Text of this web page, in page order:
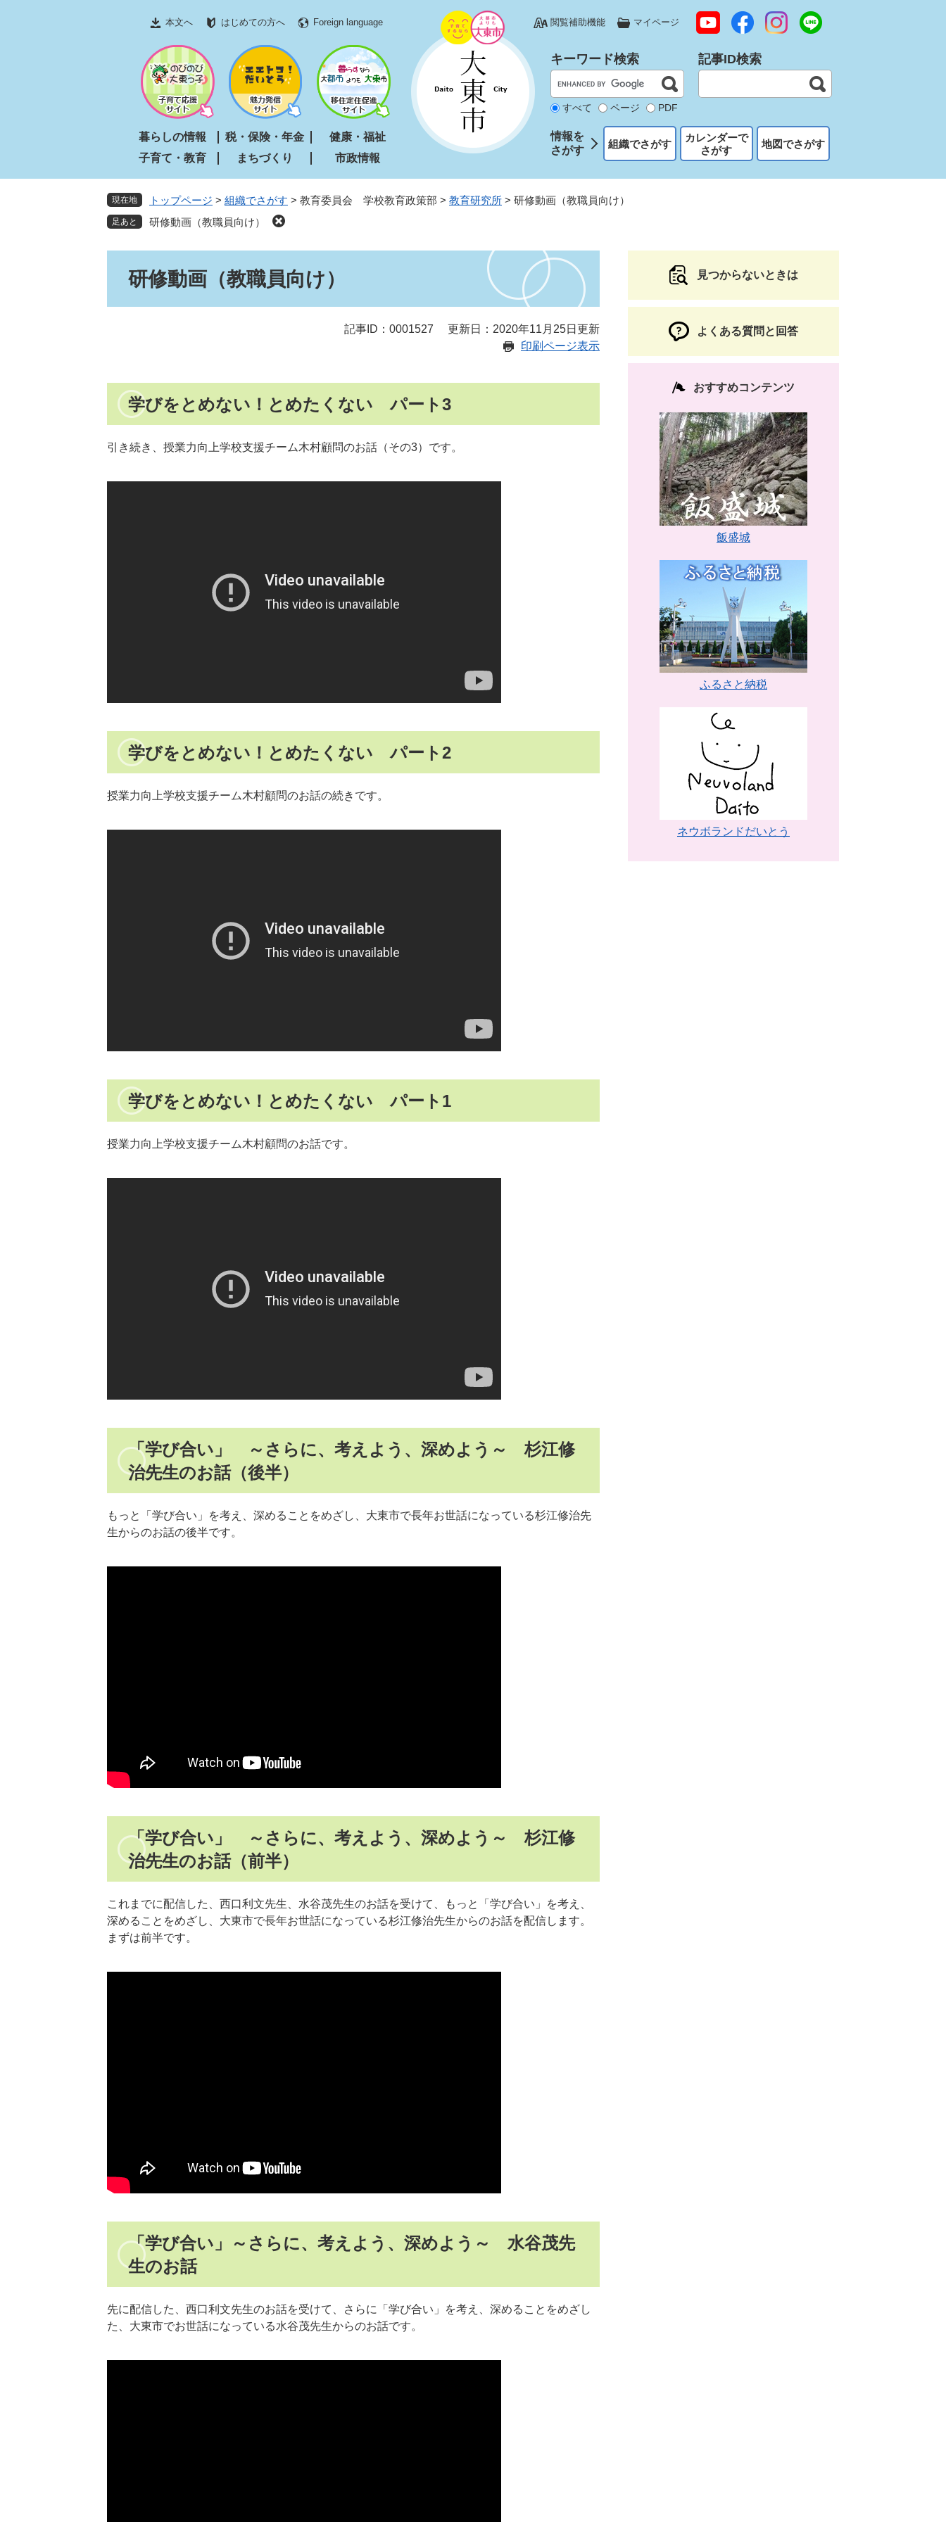
文
本文へ はじめての方へ Foreign language 閲覧補助機能 マイページ
暮らしの情報 税・保険・年金
健康・福祉
子育て・教育
まちづくり 市政情報
キーワード検索
すべて ページ PDF
記事ID検索
情報を
さがす
組織でさがす
カレンダーで
さがす
地図でさがす
現在地 トップページ > 組織でさがす > 教育委員会 学校教育政策部 > 教育研究所 > 研修動画（教職員向け）
研修動画（教職員向け）
研修動画（教職員向け）
記事ID：0001527
更新日：2020年11月25日更新
印刷ページ表示
学びをとめない！とめたくない パート3
引き続き、授業力向上学校支援チーム木村顧問のお話（その3）です。
学びをとめない！とめたくない パート2
授業力向上学校支援チーム木村顧問のお話の続きです。
学びをとめない！とめたくない パート1
授業力向上学校支援チーム木村顧問のお話です。
「学び合い」 ～さらに、考えよう、深めよう～ 杉江修
治先生のお話（後半）
もっと「学び合い」を考え、深めることをめざし、大東市で長年お世話になっている杉江修治先
生からのお話の後半です。
「学び合い」 ～さらに、考えよう、深めよう～ 杉江修
治先生のお話（前半）
これまでに配信した、西口利文先生、水谷茂先生のお話を受けて、もっと「学び合い」を考え、
深めることをめざし、大東市で長年お世話になっている杉江修治先生からのお話を配信します。
まずは前半です。
「学び合い」～さらに、考えよう、深めよう～ 水谷茂先
生のお話
先に配信した、西口利文先生のお話を受けて、さらに「学び合い」を考え、深めることをめざし
た、大東市でお世話になっている水谷茂先生からのお話です。
見つからないときは
よくある質問と回答
おすすめコンテンツ
飯盛城
ふるさと納税
ネウボランドだいとう